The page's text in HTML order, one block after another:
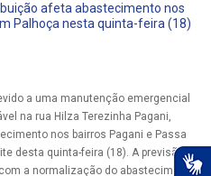
afeta abastecimento nos
Palhoça nesta quinta-feira (18)
a uma manutenção emergencial
na rua Hilza Terezinha Pagani,
nos bairros Pagani e Passa
desta quinta-feira (18). A previsão é
a normalização do abastecimento